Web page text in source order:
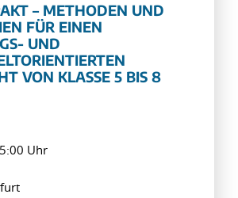
– METHODEN UND
FÜR EINEN
UND
VON KLASSE 5 BIS 8
Uhr